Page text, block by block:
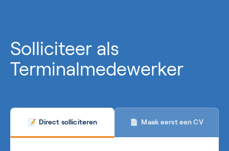
Solliciteer als
Terminalmedewerker
📝 Direct solliciteren 📄 Maak eerst een CV